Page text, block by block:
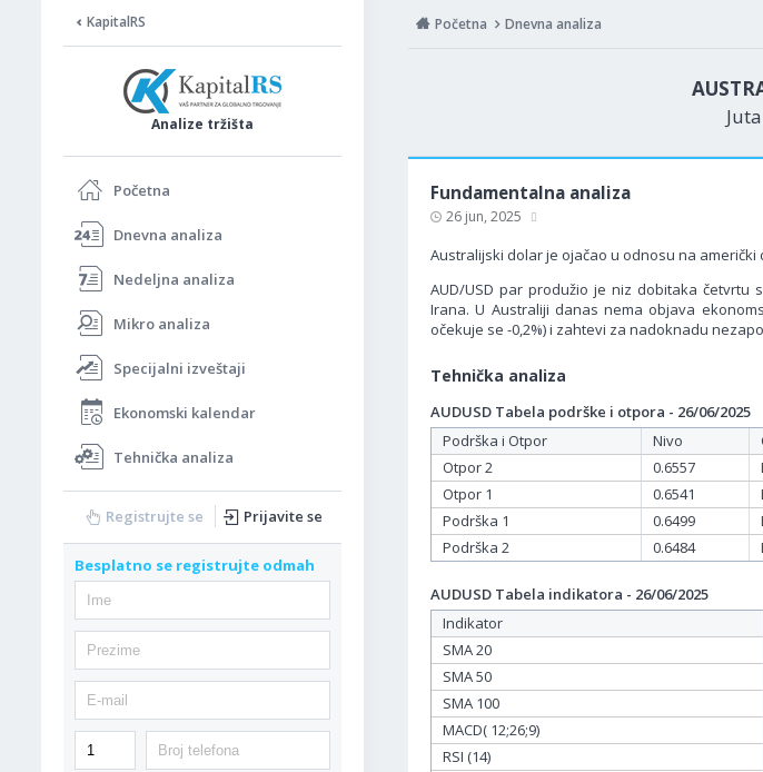
KapitalRS
Analize tržišta
Početna
Dnevna analiza
Nedeljna analiza
Mikro analiza
Specijalni izveštaji
Ekonomski kalendar
Tehnička analiza
Registrujte se Prijavite se
Besplatno se registrujte odmah
Početna Dnevna analiza
Fundamentalna analiza
26 jun, 2025
Australijski dolar je ojačao u odnosu na
AUD/USD par produžio je niz dobitaka
Irana. U Australiji danas nema objava
očekuje se -0,2%) i zahtevi za nadoknadu
Tehnička analiza
AUDUSD Tabela podrške i otpora - 26/06/2025
Podrška i Otpor
Nivo
Otpor 2
0.6557
Otpor 1
0.6541
Podrška 1
0.6499
Podrška 2
0.6484
AUDUSD Tabela indikatora - 26/06/2025
Indikator
SMA 20
SMA 50
SMA 100
MACD( 12;26;9)
RSI (14)